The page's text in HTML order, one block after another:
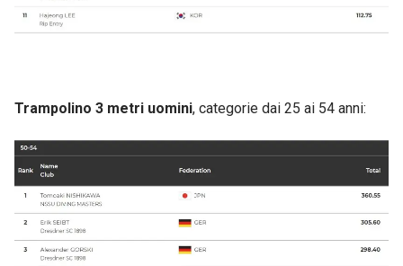
Trampolino 3 metri uomini, categorie dai 25 ai 54 anni: